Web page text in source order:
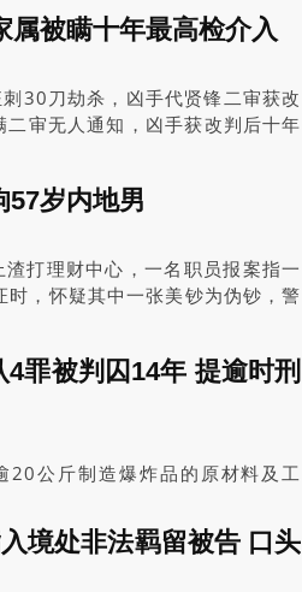
刑。法官李庆年指2人制造虚假
任，行为侵害银行商誉，加上被
属被瞒十年最高检介入
30刀劫杀，凶手代贤锋二审获改
审无人通知，凶手获改判后十年
57岁内地男
打理财中心，一名职员报案指一
，怀疑其中一张美钞为伪钞，警
罪被判囚14年 提逾时刑
20公斤制造爆炸品的原材料及工
及司法机构，极可能危及社会安
7月29日）提出逾时刑罚上诉，
境处非法羁留被告 口头